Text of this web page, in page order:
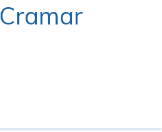
Cramar